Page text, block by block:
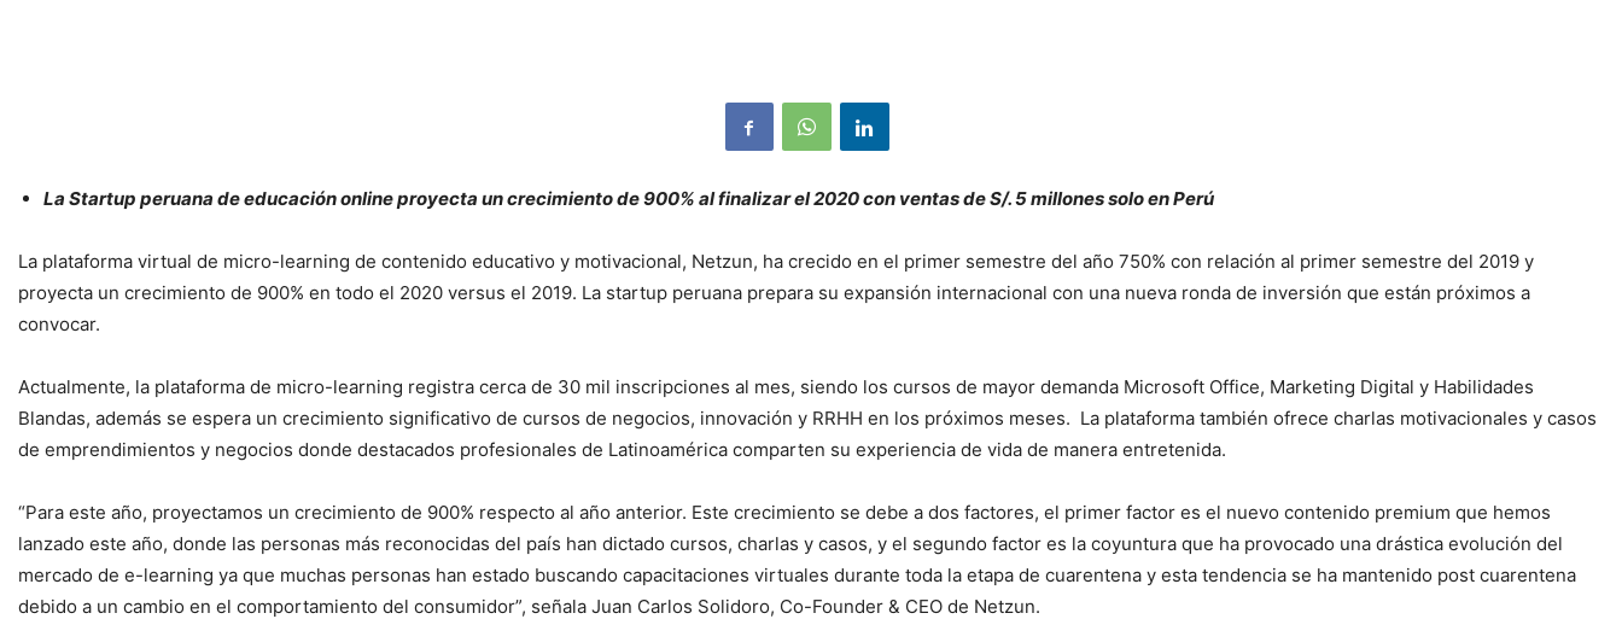
La Startup peruana de educación online proyecta un crecimiento de 900% al finalizar el 2020 con ventas de S/. 5 millones solo en Perú
La plataforma virtual de micro-learning de contenido educativo y motivacional, Netzun, ha crecido en el primer semestre del año 750% con relación al primer semestre del 2019 y
proyecta un crecimiento de 900% en todo el 2020 versus el 2019. La startup peruana prepara su expansión internacional con una nueva ronda de inversión que están próximos a
convocar.
Actualmente, la plataforma de micro-learning registra cerca de 30 mil inscripciones al mes, siendo los cursos de mayor demanda Microsoft Office, Marketing Digital y Habilidades
Blandas, además se espera un crecimiento significativo de cursos de negocios, innovación y RRHH en los próximos meses. La plataforma también ofrece charlas motivacionales y casos
de emprendimientos y negocios donde destacados profesionales de Latinoamérica comparten su experiencia de vida de manera entretenida.
“Para este año, proyectamos un crecimiento de 900% respecto al año anterior. Este crecimiento se debe a dos factores, el primer factor es el nuevo contenido premium que hemos
lanzado este año, donde las personas más reconocidas del país han dictado cursos, charlas y casos, y el segundo factor es la coyuntura que ha provocado una drástica evolución del
mercado de e-learning ya que muchas personas han estado buscando capacitaciones virtuales durante toda la etapa de cuarentena y esta tendencia se ha mantenido post cuarentena
debido a un cambio en el comportamiento del consumidor”, señala Juan Carlos Solidoro, Co-Founder & CEO de Netzun.